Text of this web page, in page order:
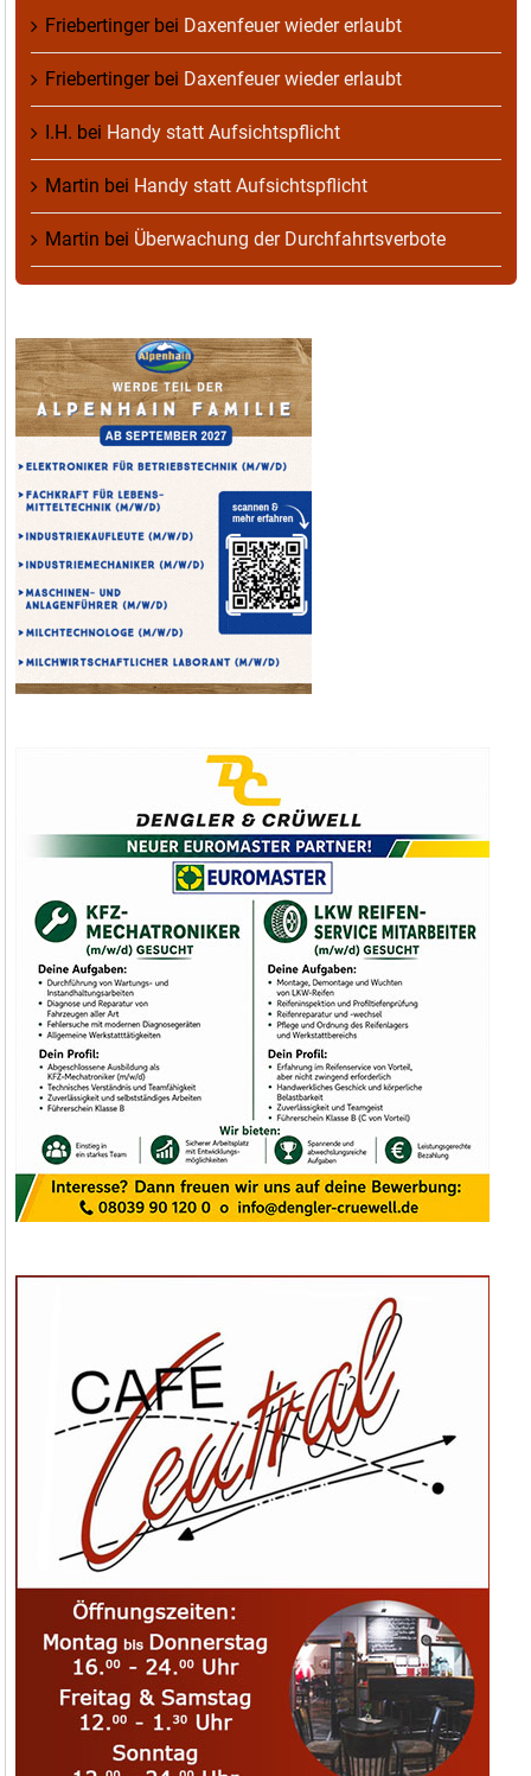
Friebertingerbei Daxenfeuer wieder erlaubt
Friebertingerbei Daxenfeuer wieder erlaubt
I.H. bei Handy statt Aufsichtspflicht
Martin bei Handy statt Aufsichtspflicht
Martin bei Überwachung der Durchfahrtsverbote